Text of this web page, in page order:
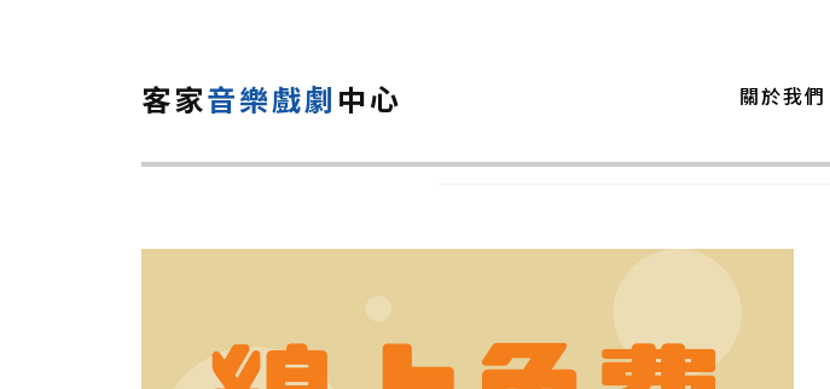
客家音樂戲劇 中心 關於我們